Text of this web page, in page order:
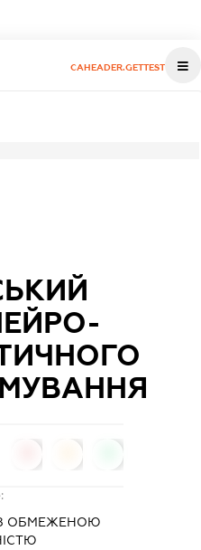
CAHEADER.GETTEST
ОБМЕЖЕНОЮ